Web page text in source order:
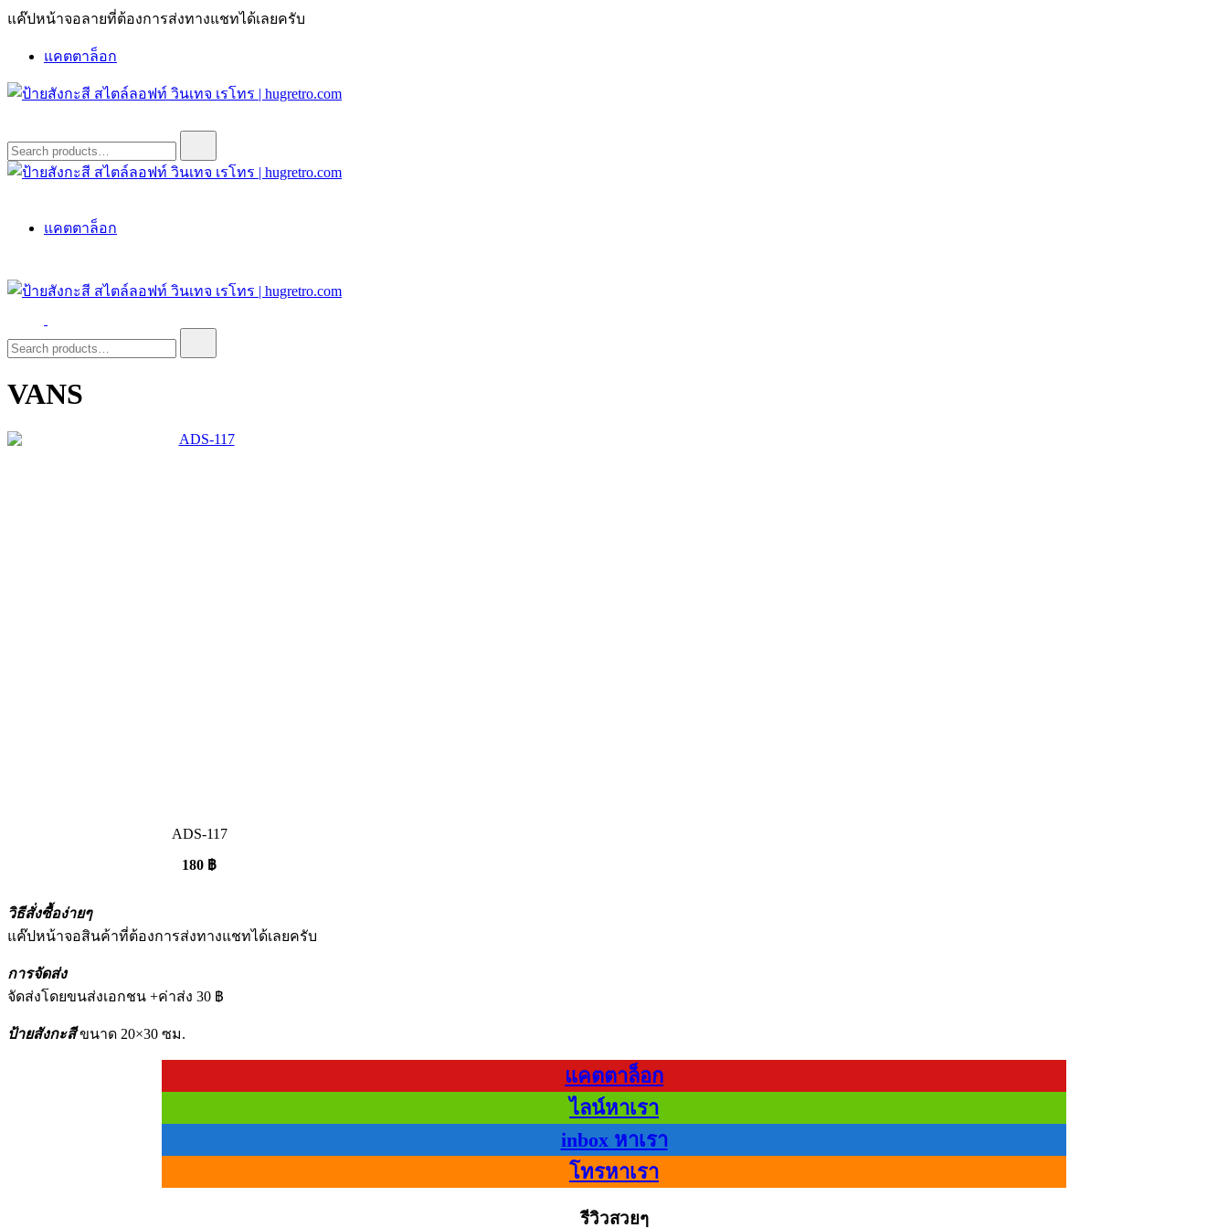
Skip
แค๊ปหน้าจอลายที่ต้องการส่งทางแชทได้เลยครับ
แคตตาล็อก
ป้ายสังกะสี สไตล์ลอฟท์ วินเทจ เรโทร | hugretro.com
ป้ายวินเทจ แต่งบ้าน ร้านกาแฟ ผับ โรงแรม ป้ายโค้ก เป็ปซี่เวสป้าฮาร์เล่ย์โฆษณาเก่าโบราณ มีราคาแบบสวยๆเพียบหรือสั่งทำโทร O8664277II
for:
แคตตาล็อก
ป้ายสังกะสี สไตล์ลอฟท์ วินเทจ เรโทร | hugretro.com
ป้ายวินเทจ แต่งบ้าน ร้านกาแฟ ผับ โรงแรม ป้ายโค้ก เป็ปซี่เวสป้าฮาร์เล่ย์โฆษณาเก่าโบราณ มีราคาแบบสวยๆเพียบหรือสั่งทำโทร O8664277II
for:
VANS
ADS-117
180 ฿
วิธีสั่งซื้อง่ายๆ
แค๊ปหน้าจอสินค้าที่ต้องการส่งทางแชทได้เลยครับ
การจัดส่ง
จัดส่งโดยขนส่งเอกชน +ค่าส่ง 30 ฿
ป้ายสังกะสีขนาด 20×30 ซม.
แคตตาล็อก
ไลน์หาเรา
inbox หาเรา
โทรหาเรา
รีวิวสวยๆ